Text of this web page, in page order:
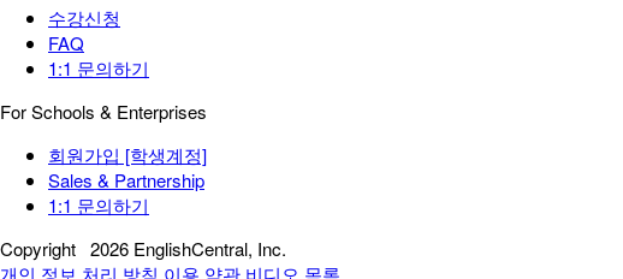
수강신청
FAQ
1:1 문의하기
For Schools & Enterprises
회원가입 [학생계정]
Sales & Partnership
1:1 문의하기
Copyright 2026 EnglishCentral, Inc.